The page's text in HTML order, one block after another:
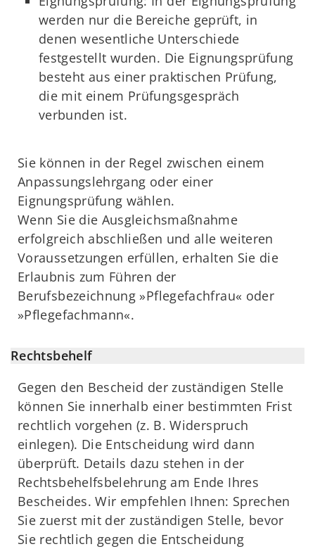
werden nur die Bereiche geprüft, in
denen wesentliche Unterschiede
festgestellt wurden. Die Eignungsprüfung
besteht aus einer praktischen Prüfung,
die mit einem Prüfungsgespräch
verbunden ist.
Sie können in der Regel zwischen einem
Anpassungslehrgang oder einer
Eignungsprüfung wählen.
Wenn Sie die Ausgleichsmaßnahme
erfolgreich abschließen und alle weiteren
Voraussetzungen erfüllen, erhalten Sie die
Erlaubnis zum Führen der
Berufsbezeichnung »Pflegefachfrau« oder
»Pflegefachmann«.
Rechtsbehelf
Gegen den Bescheid der zuständigen Stelle
können Sie innerhalb einer bestimmten Frist
rechtlich vorgehen (z. B. Widerspruch
einlegen). Die Entscheidung wird dann
überprüft. Details dazu stehen in der
Rechtsbehelfsbelehrung am Ende Ihres
Bescheides. Wir empfehlen Ihnen: Sprechen
Sie zuerst mit der zuständigen Stelle, bevor
Sie rechtlich gegen die Entscheidung